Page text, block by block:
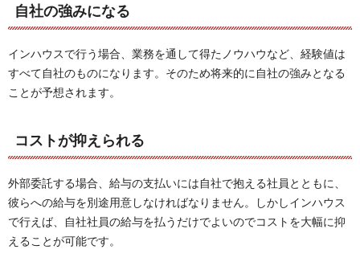
自社の強みになる
インハウスで行う場合、業務を通して得たノウハウなど、経験値は
すべて自社のものになります。そのため将来的に自社の強みとなる
ことが予想されます。
コストが抑えられる
外部委託する場合、給与の支払いには自社で抱える社員とともに、
彼らへの給与を別途用意しなければなりません。しかしインハウス
で行えば、自社社員の給与を払うだけでよいのでコストを大幅に抑
えることが可能です。